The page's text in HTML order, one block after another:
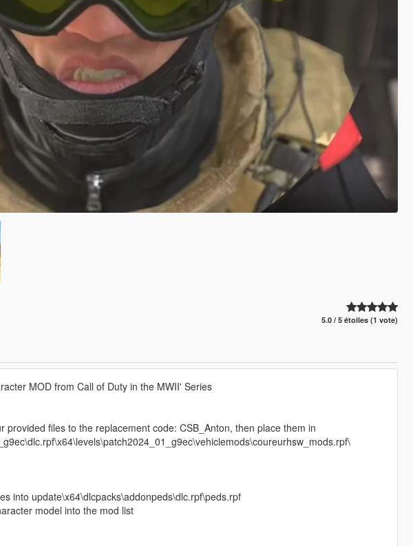
5.0 / 5 étoiles (1 vote)
MOD from Call of Duty in the MWII' Series
provided files to the replacement code: CSB_Anton, then place them in
into update\x64\dlcpacks\addonpeds\dlc.rpf\peds.rpf
model into the mod list